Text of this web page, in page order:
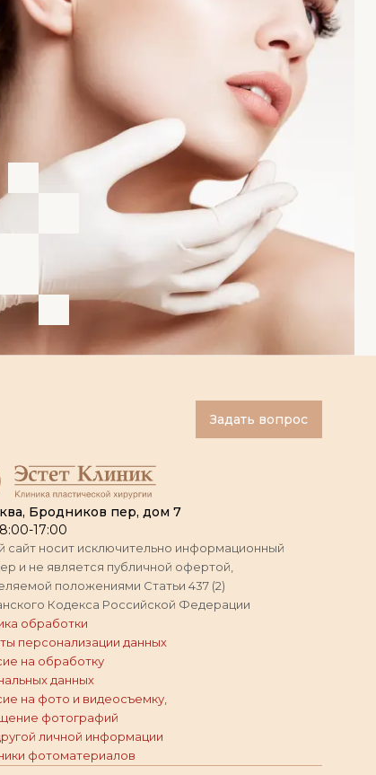
Задать вопрос
Бродников пер, дом 7
17:00
сайт носит исключительно информационный
и не является публичной офертой,
положениями Статьи 437 (2)
Кодекса Российской Федерации
обработки
персонализации данных
на обработку
данных
на фото и видеосъемку,
фотографий
личной информации
фотоматериалов